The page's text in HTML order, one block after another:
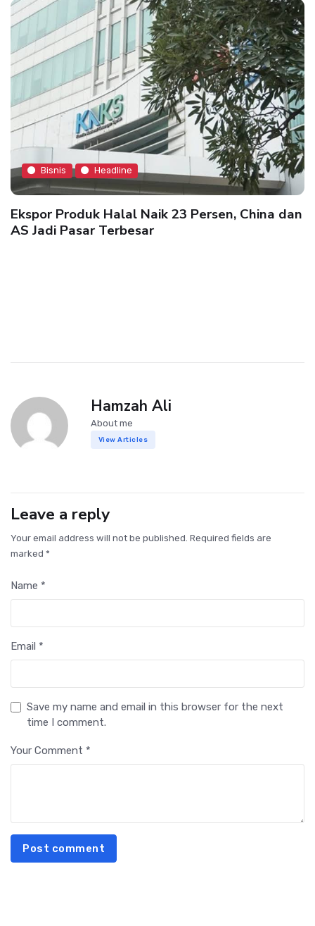
Bisnis Headline
Ekspor Produk Halal Naik 23 Persen, China dan
AS Jadi Pasar Terbesar
Hamzah Ali
About me
View Articles
Leave a reply
Your email address will not be published. Required fields are
marked *
Name *
Email *
Save my name and email in this browser for the next
time I comment.
Your Comment *
Post comment